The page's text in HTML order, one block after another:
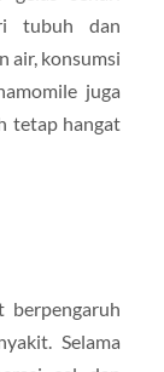
tubuh dan
air, konsumsi
juga
tetap hangat
Selama